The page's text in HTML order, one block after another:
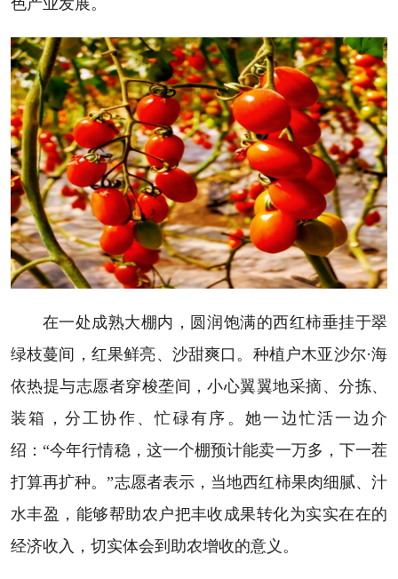
色产业发展。
在一处成熟大棚内，圆润饱满的西红柿垂挂于翠
绿枝蔓间，红果鲜亮、沙甜爽口。种植户木亚沙尔·海
依热提与志愿者穿梭垄间，小心翼翼地采摘、分拣、
装箱，分工协作、忙碌有序。她一边忙活一边介
绍：“今年行情稳，这一个棚预计能卖一万多，下一茬
打算再扩种。”志愿者表示，当地西红柿果肉细腻、汁
水丰盈，能够帮助农户把丰收成果转化为实实在在的
经济收入，切实体会到助农增收的意义。